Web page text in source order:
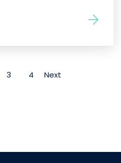
3 4 Next